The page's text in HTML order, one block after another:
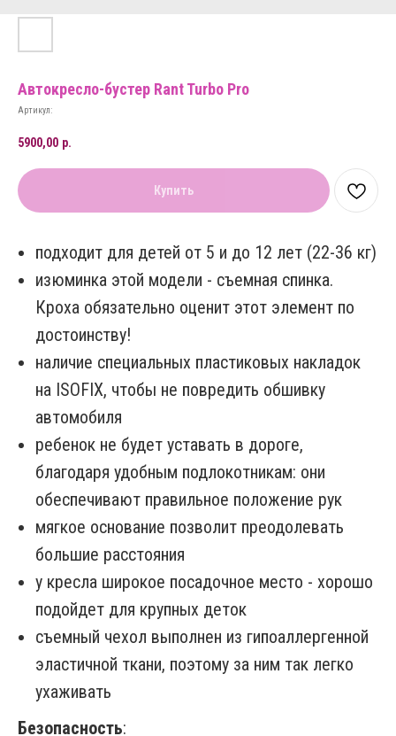
Автокресло-бустер Rant Turbo Pro
Артикул:
5900,00 р.
Купить
подходит для детей от 5 и до 12 лет (22-36 кг)
изюминка этой модели - съемная спинка.
Кроха обязательно оценит этот элемент по
достоинству!
наличие специальных пластиковых накладок
на ISOFIX, чтобы не повредить обшивку
автомобиля
ребенок не будет уставать в дороге,
благодаря удобным подлокотникам: они
обеспечивают правильное положение рук
мягкое основание позволит преодолевать
большие расстояния
у кресла широкое посадочное место - хорошо
подойдет для крупных деток
съемный чехол выполнен из гипоаллергенной
эластичной ткани, поэтому за ним так легко
ухаживать
Безопасность: